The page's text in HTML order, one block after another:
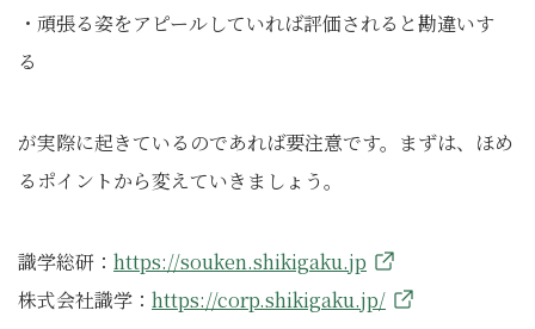
・頑張る姿をアピールしていれば評価されると勘違いす
る
が実際に起きているのであれば要注意です。まずは、ほめ
るポイントから変えていきましょう。
識学総研： https://souken.shikigaku.jp
株式会社識学： https://corp.shikigaku.jp/